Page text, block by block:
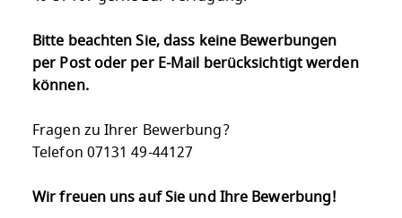
Bitte beachten Sie, dass keine Bewerbungen
per Post oder per E-Mail berücksichtigt werden
können.
Fragen zu Ihrer Bewerbung?
Telefon 07131 49-44127
Wir freuen uns auf Sie und Ihre Bewerbung!